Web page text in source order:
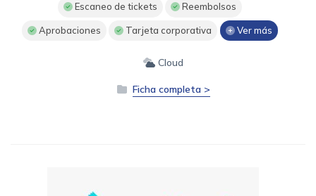
Escaneo de tickets Reembolsos
Aprobaciones Tarjeta corporativa Ver más
Cloud
Ficha completa >